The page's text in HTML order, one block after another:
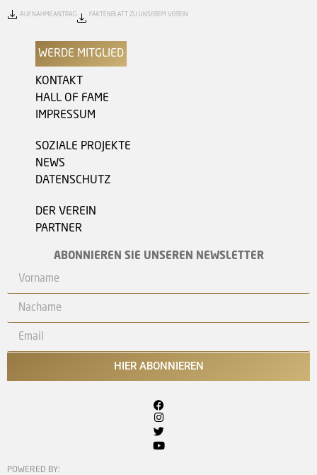
AUFNAHMEANTRAG FAKTENBLATT ZU UNSEREM VEREIN
WERDE MITGLIED
KONTAKT
HALL OF FAME
IMPRESSUM
SOZIALE PROJEKTE
NEWS
DATENSCHUTZ
DER VEREIN
PARTNER
ABONNIEREN SIE UNSEREN NEWSLETTER
HIER ABONNIEREN
POWERED BY: